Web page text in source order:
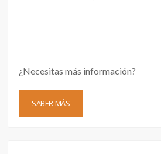
¿Necesitas más información?
SABER MÁS